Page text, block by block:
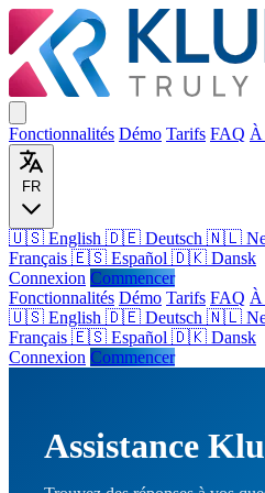
Fonctionnalités Démo Tarifs FAQ À
FR
🇺🇸 English 🇩🇪 Deutsch 🇳🇱
Français 🇪🇸 Español 🇩🇰 Dansk
Connexion Commencer
Fonctionnalités Démo Tarifs FAQ À
🇺🇸 English 🇩🇪 Deutsch 🇳🇱
Français 🇪🇸 Español 🇩🇰 Dansk
Connexion Commencer
Assistance